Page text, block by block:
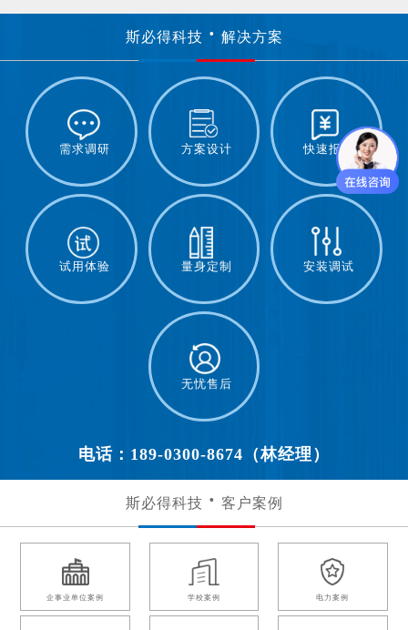
斯必得科技 解决方案
需求调研 方案设计 快速报价
试用体验 量身定制 安装调试
无忧售后
电话：189-0300-8674（林经理）
斯必得科技 客户案例
企事业单位案例 学校案例 电力案例